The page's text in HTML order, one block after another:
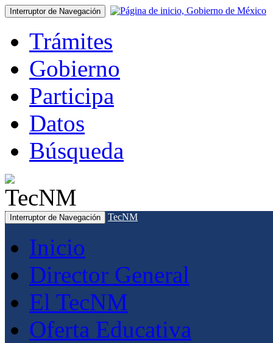
Interruptor de Navegación
Trámites
Gobierno
Participa
Datos
Búsqueda
Interruptor de Navegación TecNM
Inicio
Director General
El TecNM
Oferta Educativa